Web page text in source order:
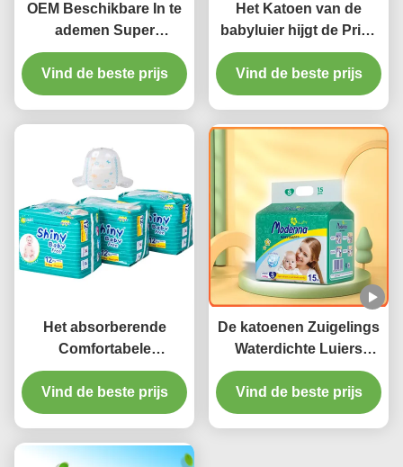
OEM Beschikbare In te
ademen Super
Absorberende
Pasgeboren
Beschikbare Nappies
Vind de beste prijs
Het Katoen van de
babyluier hijgt de Privé
Pasgeboren Broek van
de Etiket In te ademen
Luier
Vind de beste prijs
Het absorberende
Comfortabele
Beschikbare Kanaal
van de het Lekpreventie
van de Babyluier 3D
Vind de beste prijs
De katoenen Zuigelings
Waterdichte Luiers
drukten Één de
Doekluier van de
Grootte Regelbare Baby
Vind de beste prijs